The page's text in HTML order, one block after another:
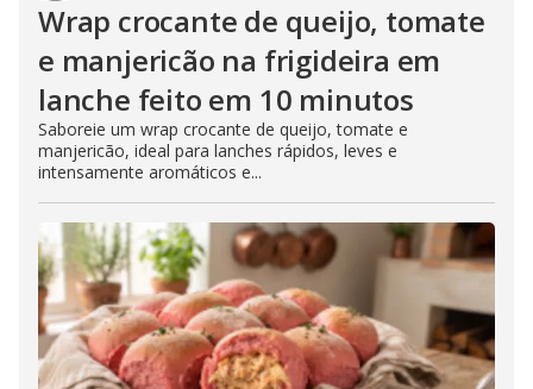
Wrap crocante de queijo, tomate
e manjericão na frigideira em
lanche feito em 10 minutos
Saboreie um wrap crocante de queijo, tomate e
manjericão, ideal para lanches rápidos, leves e
intensamente aromáticos e...